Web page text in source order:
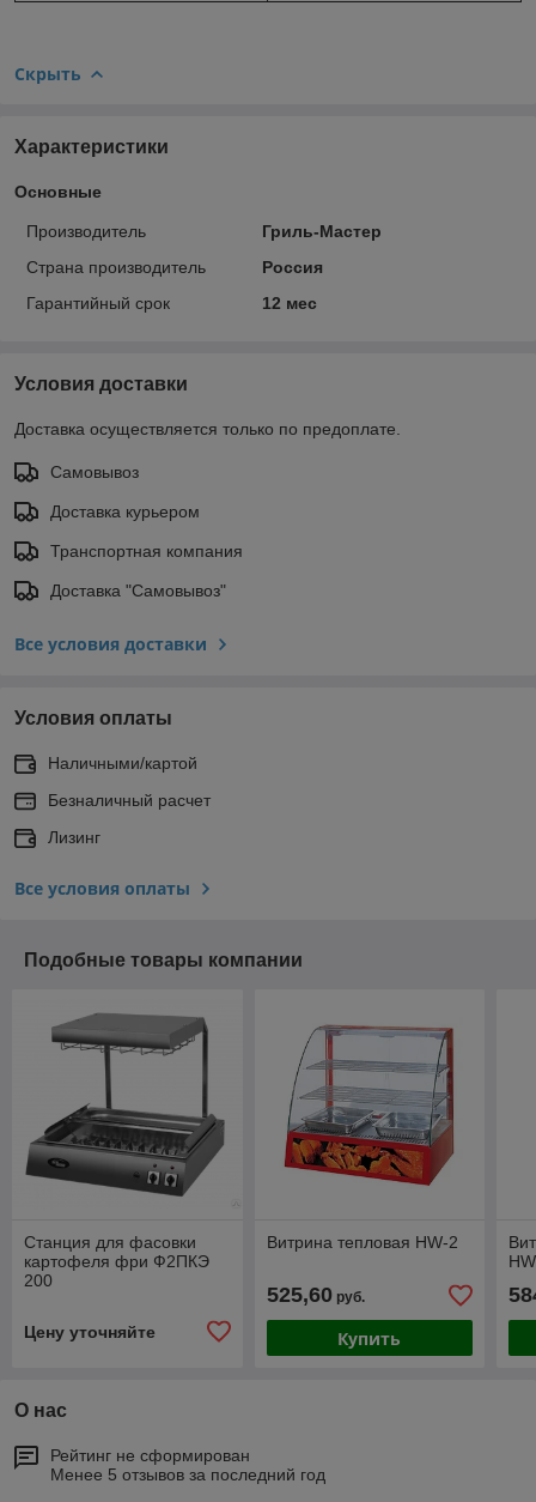
Скрыть
Характеристики
Основные
Производитель
Гриль-Мастер
Страна производитель
Россия
Гарантийный срок
12 мес
Условия доставки
Доставка осуществляется только по предоплате.
Самовывоз
Доставка курьером
Транспортная компания
Доставка "Самовывоз"
Все условия доставки
Условия оплаты
Наличными/картой
Безналичный расчет
Лизинг
Все условия оплаты
Подобные товары компании
Станция для фасовки
картофеля фри Ф2ПКЭ
200
Цену уточняйте
Витрина тепловая HW-2
525,60руб.
Купить
О нас
Рейтинг не сформирован
Менее 5 отзывов за последний год